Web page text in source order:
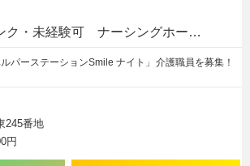
ク・未経験可 ナーシングホー…
パーステーションSmile ナイト」介護職員を募集！
245番地
円